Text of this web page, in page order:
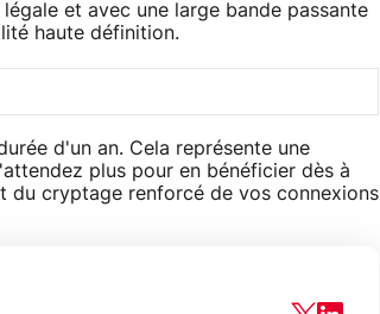
et avec une large bande passante
haute définition.
d'un an. Cela représente une
plus pour en bénéficier dès à
du cryptage renforcé de vos connexions